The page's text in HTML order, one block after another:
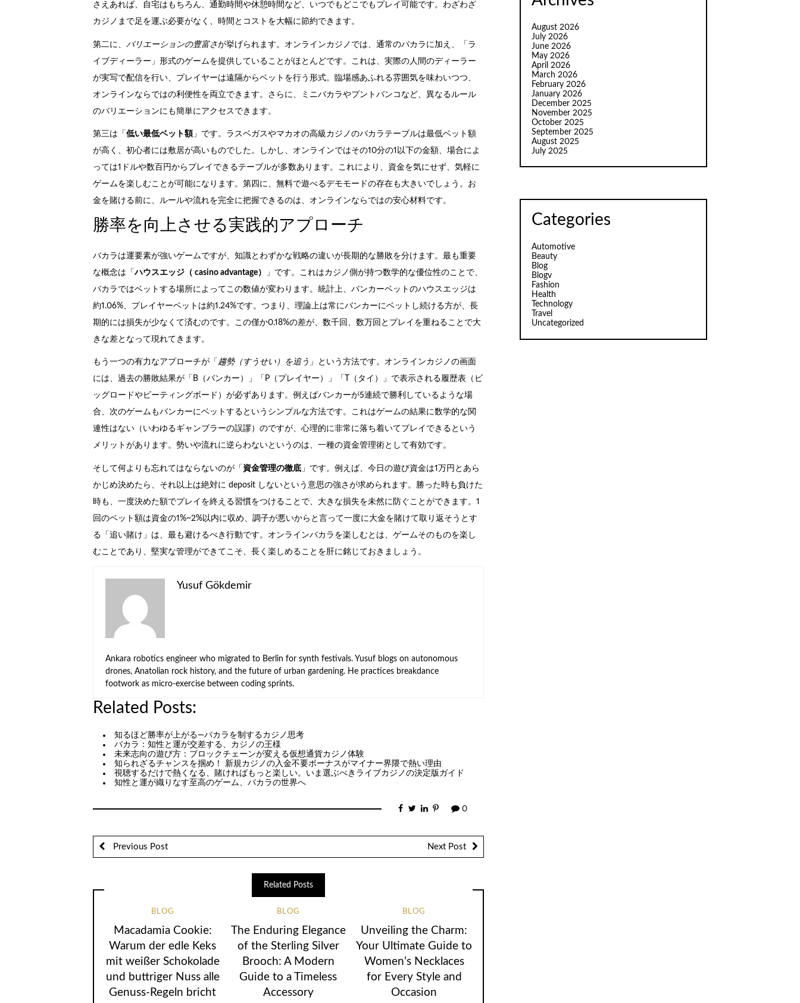
さえあれば、自宅はもちろん、通勤時間や休憩時間など、いつでもどこでもプレイ可能です。わざわざ
カジノまで足を運ぶ必要がなく、時間とコストを大幅に節約できます。
第二に、 バリエーションの豊富さが挙げられます。オンラインカジノでは、通常のバカラに加え、「ラ
イブディーラー」形式のゲームを提供していることがほとんどです。これは、実際の人間のディーラー
が実写で配信を行い、プレイヤーは遠隔からベットを行う形式。臨場感あふれる雰囲気を味わいつつ、
オンラインならではの利便性を両立できます。さらに、ミニバカラやプントバンコなど、異なるルール
のバリエーションにも簡単にアクセスできます。
第三は「 低い最低ベット額 」です。ラスベガスやマカオの高級カジノのバカラテーブルは最低ベット額
が高く、初心者には敷居が高いものでした。しかし、オンラインではその10分の1以下の金額、場合によ
っては1ドルや数百円からプレイできるテーブルが多数あります。これにより、資金を気にせず、気軽に
ゲームを楽しむことが可能になります。第四に、無料で遊べるデモモードの存在も大きいでしょう。お
金を賭ける前に、ルールや流れを完全に把握できるのは、オンラインならではの安心材料です。
勝率を向上させる実践的アプローチ
バカラは運要素が強いゲームですが、知識とわずかな戦略の違いが長期的な勝敗を分けます。最も重要
な概念は「ハウスエッジ（ casino advantage）
」です。これはカジノ側が持つ数学的な優位性のことで、
バカラではベットする場所によってこの数値が変わります。統計上、バンカーベットのハウスエッジは
約1.06%、プレイヤーベットは約1.24%です。つまり、理論上は常にバンカーにベットし続ける方が、長
期的には損失が少なくて済むのです。この僅か0.18%の差が、数千回、数万回とプレイを重ねることで大
きな差となって現れてきます。
もう一つの有力なアプローチが「 趨勢（すうせい）を追う 」という方法です。オンラインカジノの画面
には、過去の勝敗結果が「B（バンカー）」「P（プレイヤー）」「T（タイ）」で表示される履歴表（ビ
ッグロードやビーティングボード）が必ずあります。例えばバンカーが5連続で勝利しているような場
合、次のゲームもバンカーにベットするというシンプルな方法です。これはゲームの結果に数学的な関
連性はない（いわゆるギャンブラーの誤謬）のですが、心理的に非常に落ち着いてプレイできるという
メリットがあります。勢いや流れに逆らわないというのは、一種の資金管理術として有効です。
そして何よりも忘れてはならないのが「 資金管理の徹底」です。例えば、今日の遊び資金は1万円とあら
かじめ決めたら、それ以上は絶対に deposit しないという意思の強さが求められます。勝った時も負けた
時も、一度決めた額でプレイを終える習慣をつけることで、大きな損失を未然に防ぐことができます。1
回のベット額は資金の1%~2%以内に収め、調子が悪いからと言って一度に大金を賭けて取り返そうとす
る「追い賭け」は、最も避けるべき行動です。オンラインバカラを楽しむとは、ゲームそのものを楽し
むことであり、堅実な管理ができてこそ、長く楽しめることを肝に銘じておきましょう。
Yusuf Gökdemir
Ankara robotics engineer who migrated to Berlin for synth festivals. Yusuf blogs on autonomous
drones, Anatolian rock history, and the future of urban gardening. He practices breakdance
footwork as micro-exercise between coding sprints.
Related Posts:
知るほど勝率が上がる—バカラを制するカジノ思考
バカラ：知性と運が交差する、カジノの王様
未来志向の遊び方：ブロックチェーンが変える仮想通貨カジノ体験
知られざるチャンスを掴め！ 新規カジノの入金不要ボーナスがマイナー界隈で熱い理由
視聴するだけで熱くなる、賭ければもっと楽しい。いま選ぶべきライブカジノの決定版ガイド
知性と運が織りなす至高のゲーム、バカラの世界へ
0
Previous Post Next Post
Related Posts
BLOG
Macadamia Cookie:
Warum der edle Keks
mit weißer Schokolade
und buttriger Nuss alle
Genuss-Regeln bricht
BLOG
The Enduring Elegance
of the Sterling Silver
Brooch: A Modern
Guide to a Timeless
Accessory
BLOG
Unveiling the Charm:
Your Ultimate Guide to
Women’s Necklaces
for Every Style and
Occasion
August 2026
July 2026
June 2026
May 2026
April 2026
March 2026
February 2026
January 2026
December 2025
November 2025
October 2025
September 2025
August 2025
July 2025
Categories
Automotive
Beauty
Blog
Blogv
Fashion
Health
Technology
Travel
Uncategorized